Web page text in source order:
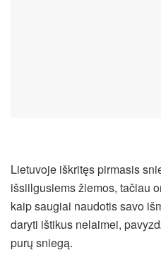
Lietuvoje iškritęs pirmasis
išsiilgusiems žiemos, tačiau
kaip saugiai naudotis savo
daryti ištikus nelaimei,
purų sniegą.